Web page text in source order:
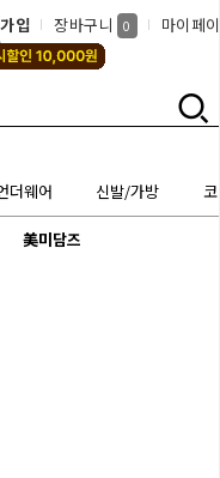
입 장바구니 0 마이페
더웨어 신발/가방
美미담즈